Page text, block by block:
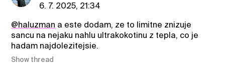
6. 7. 2025, 21:34
@haluzman a este dodam, ze to limitne znizuje
sancu na nejaku nahlu ultrakokotinu z tepla, co je
hadam najdolezitejsie.
Show thread